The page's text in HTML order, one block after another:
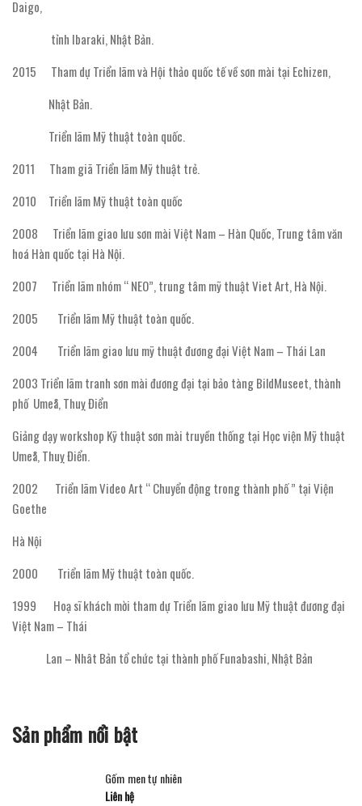
Daigo,
tỉnh Ibaraki, Nhật Bản.
2015 Tham dự Triển lãm và Hội thảo quốc tế về sơn mài tại Echizen,
Nhật Bản.
Triển lãm Mỹ thuật toàn quốc.
2011 Tham giã Triển lãm Mỹ thuật trẻ.
2010 Triển lãm Mỹ thuật toàn quốc
2008 Triển lãm giao lưu sơn mài Việt Nam – Hàn Quốc, Trung tâm văn
hoá Hàn quốc tại Hà Nội.
2007 Triển lãm nhóm “ NEO”, trung tâm mỹ thuật Viet Art, Hà Nội.
2005 Triển lãm Mỹ thuật toàn quốc.
2004 Triển lãm giao lưu mỹ thuật đương đại Việt Nam – Thái Lan
2003 Triển lãm tranh sơn mài đương đại tại bảo tàng BildMuseet, thành
phố Umeå, Thuỵ Điển
Giảng dạy workshop Kỹ thuật sơn mài truyền thống tại Học viện Mỹ thuật
Umeå, Thuỵ Điển.
2002 Triển lãm Video Art “ Chuyển động trong thành phố ” tại Viện
Goethe
Hà Nội
2000 Triển lãm Mỹ thuật toàn quốc.
1999 Hoạ sĩ khách mời tham dự Triển lãm giao lưu Mỹ thuật đương đại
Việt Nam – Thái
Lan – Nhât Bản tổ chức tại thành phố Funabashi, Nhật Bản
Sản phẩm nổi bật
Gốm men tự nhiên
Liên hệ